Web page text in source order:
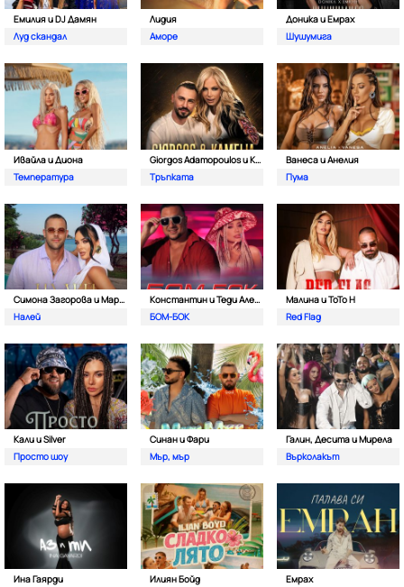
Емилия и DJ Дамян
Луд скандал
Лидия
Аморе
Доника и Емрах
Шушумига
Ивайла и Диона
Температура
Giorgos Adamopoulos и Камелия
Тръпката
Ванеса и Анелия
Пума
Симона Загорова и Мартин Светломиров
Налей
Константин и Теди Александровa
БОМ-БОК
Малина и ToTo H
Red Flag
Кали и Silver
Просто шоу
Синан и Фари
Мър, мър
Галин, Десита и Мирела
Върколакът
Ина Гаярди
Илиян Бойд
Емрах